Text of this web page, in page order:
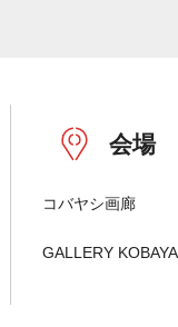
会場
コバヤシ画廊
GALLERY